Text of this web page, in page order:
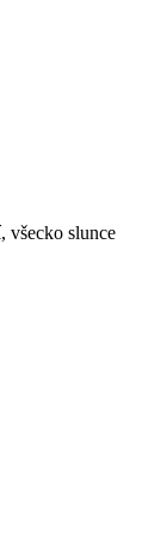
všecko slunce